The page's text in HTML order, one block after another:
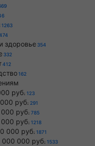
1263
здоровье 354
332
412
162
руб. 123
руб. 291
руб. 785
руб. 1218
000 руб. 1871
000 000 руб. 1533